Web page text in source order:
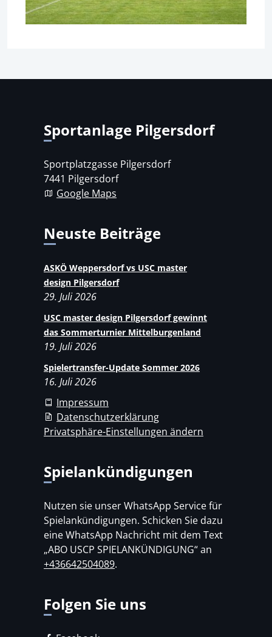
Sportanlage Pilgersdorf
Sportplatzgasse Pilgersdorf
7441 Pilgersdorf
Google Maps
Neuste Beiträge
ASKÖ Weppersdorf vs USC master
design Pilgersdorf
29. Juli 2026
USC master design Pilgersdorf gewinnt
das Sommerturnier Mittelburgenland
19. Juli 2026
Spielertransfer-Update Sommer 2026
16. Juli 2026
Impressum
Datenschutzerklärung
Privatsphäre-Einstellungen ändern
Spielankündigungen
Nutzen sie unser WhatsApp Service für
Spielankündigungen. Schicken Sie dazu
eine WhatsApp Nachricht mit dem Text
„ABO USCP SPIELANKÜNDIGUNG“ an
+436642504089.
Folgen Sie uns